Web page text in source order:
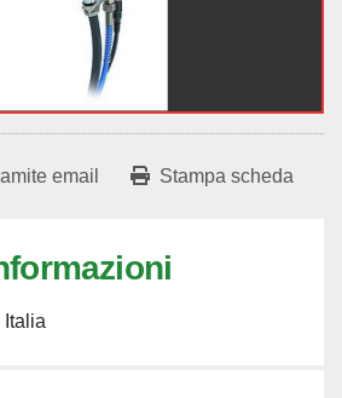
email Stampa scheda
Italia